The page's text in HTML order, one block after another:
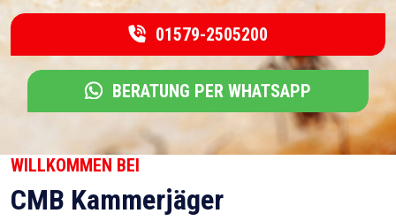
01579-2505200
BERATUNG PER WHATSAPP
WILLKOMMEN BEI
CMB Kammerjäger